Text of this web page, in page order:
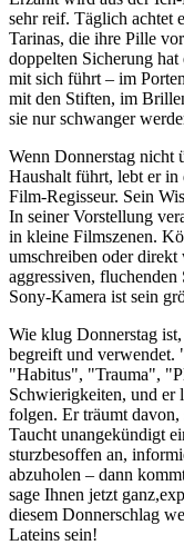
sehr reif. Täglich achtet
Tarinas, die ihre Pille
doppelten Sicherung
mit sich führt – im
mit den Stiften, im
sie nur schwanger
Wenn Donnerstag nicht
Haushalt führt, lebt er in
Film-Regisseur. Sein
In seiner Vorstellung
in kleine Filmszenen.
umschreiben oder
aggressiven,
Sony-Kamera ist sein
Wie klug Donnerstag
begreift und
"Habitus", "Trauma",
Schwierigkeiten, und er
folgen. Er träumt davon,
Taucht unangekündigt
sturzbesoffen an,
abzuholen – dann
sage Ihnen jetzt
diesem Donnerschlag
Lateins sein!